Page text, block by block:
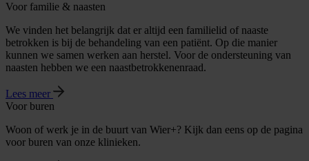
Voor familie & naasten
We vinden het belangrijk dat er altijd een familielid of naaste
betrokken is bij de behandeling van een patiënt. Op die manier
kunnen we samen werken aan herstel. Voor de ondersteuning van
naasten hebben we een naastbetrokkenenraad.
Lees meer
Voor buren
Woon of werk je in de buurt van Wier+? Kijk dan eens op de pagina
voor buren van onze klinieken.